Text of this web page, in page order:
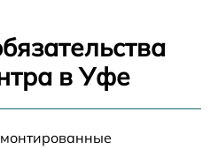
в Уфе